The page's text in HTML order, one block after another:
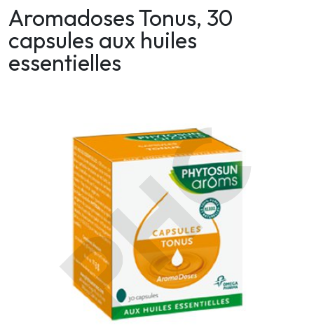
Aromadoses Tonus, 30
capsules aux huiles
essentielles